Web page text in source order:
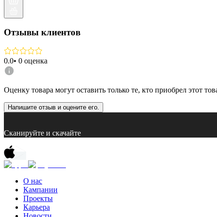
Отзывы клиентов
0.0• 0 оценка
Оценку товара могут оставить только те, кто приобрел этот
Напишите отзыв и оцените его.
Сканируйте и скачайте
О нас
Кампании
Проекты
Карьера